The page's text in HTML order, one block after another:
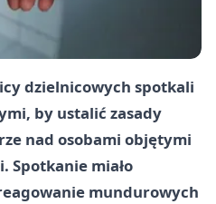
dzielnicowych spotkali
by ustalić zasady
nad osobami objętymi
Spotkanie miało
mundurowych